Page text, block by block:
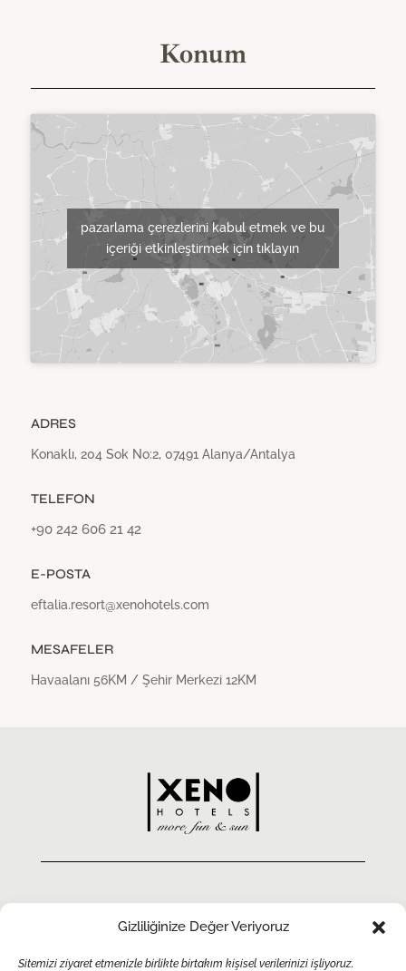
Gizliliğinize Değer Veriyoruz
Sitemizi ziyaret etmenizle birlikte birtakım kişisel verilerinizi işliyoruz.
Konum
pazarlama çerezlerini kabul etmek ve bu
içeriği etkinleştirmek için tıklayın
ADRES
Konaklı, 204 Sok No:2, 07491 Alanya/Antalya
TELEFON
+90 242 606 21 42
E-POSTA
eftalia.resort@xenohotels.com
MESAFELER
Havaalanı 56KM / Şehir Merkezi 12KM